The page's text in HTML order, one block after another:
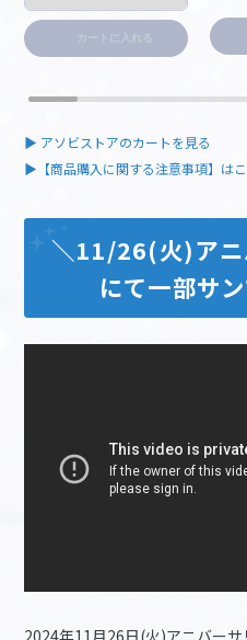
カートに入れる
▶︎ アソビストアのカートを見る
▶︎【商品購入に関する注意事項】は
＼11/26(火)アニ
にて一部サ